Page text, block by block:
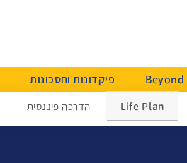
Life Plan הדרכה פיננסית
פיקדונות וחסכונות